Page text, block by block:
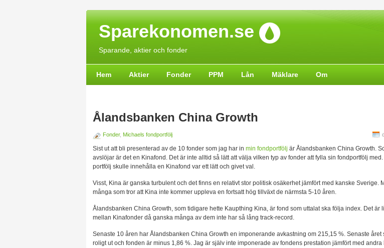
Sparekonomen.se
Sparande, aktier och fonder
Hem Aktier Fonder PPM Lån Mäklare Om
Ålandsbanken China Growth
Fonder, Michaels fondportfölj
Sist ut att bli presenterad av de 10 fonder som jag har in min fondportfölj är Ålandsbanken China Growth.
avslöjar är det en Kinafond. Det är inte alltid så lätt att välja vilken typ av fonder att fylla sin fondportfölj med.
portfölj skulle innehålla en Kinafond var ett lätt och givet val.
Visst, Kina är ganska turbulent och det finns en relativt stor politisk osäkerhet jämfört med kanske Sverige.
många som tror att Kina inte kommer uppleva en fortsatt hög tillväxt de närmsta 5-10 åren.
Ålandsbanken China Growth, som tidigare hette Kaupthing Kina, är fond som uttalat ska följa index. Det är
mellan Kinafonder då ganska många av dem inte har så lång track-record.
Senaste 10 åren har Ålandsbanken China Growth en imponerande avkastning om 215,15 %. Senaste året
roligt ut och fonden är minus 1,86 %. Jag är själv inte imponerade av fondens prestation jämfört med